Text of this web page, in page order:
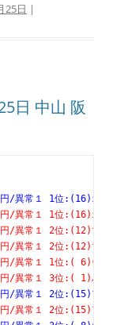
25日 |
日 中山 阪
6040円/異常１
円/異常１
円/異常１ 2
円/異常１ 2
円/異常１ 1位
円/異常１
5340円/異常
24090円/異常